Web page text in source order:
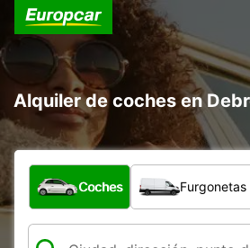
Alquiler de coches en
¿Qué tipo de vehículo?
Coches Furgonetas